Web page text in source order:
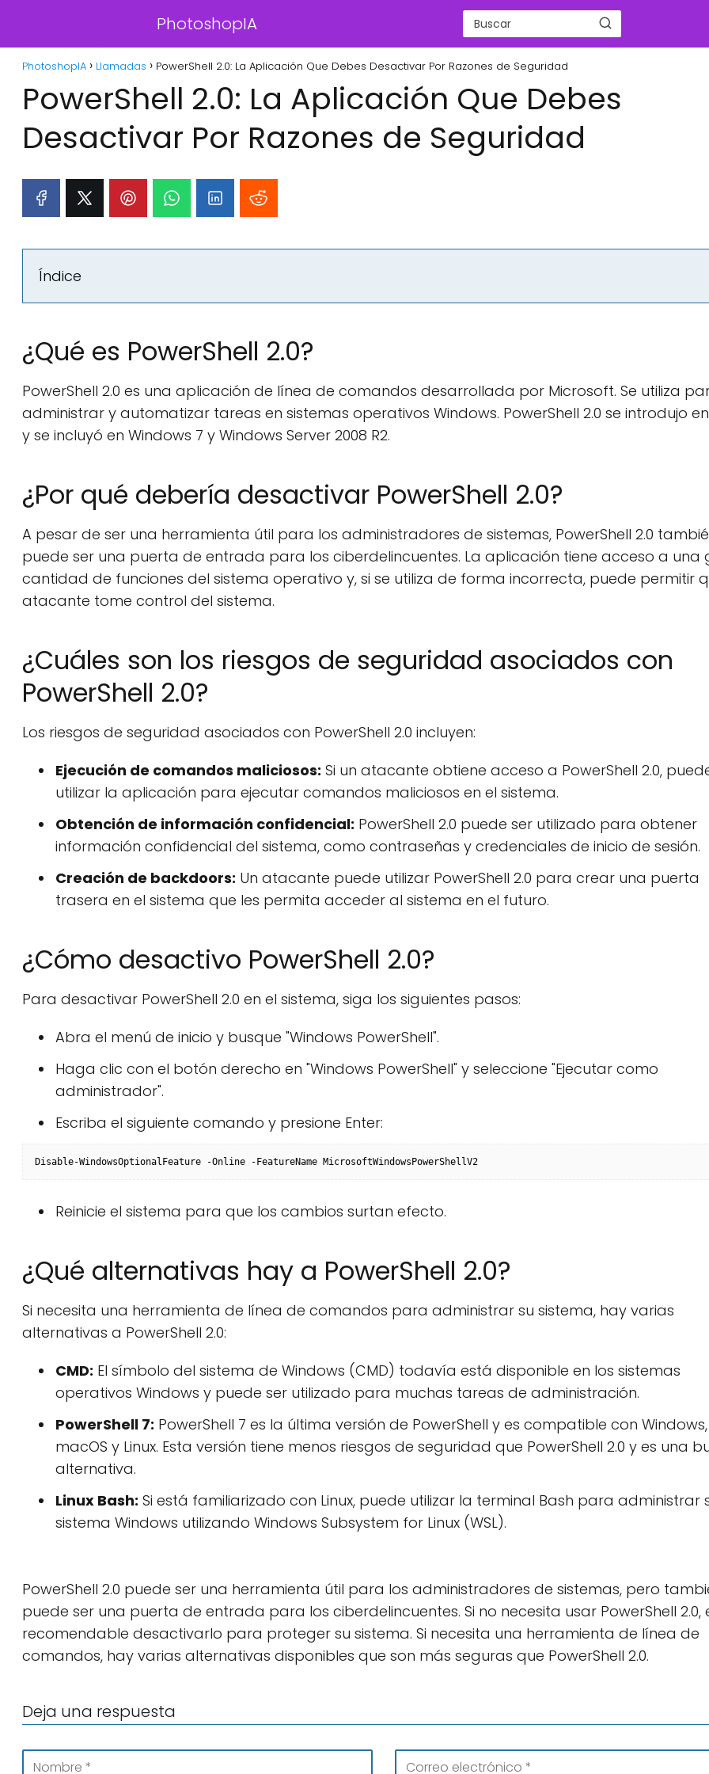
PhotoshopIA
PhotoshopIA Llamadas PowerShell 2.0: La Aplicación Que Debes Desactivar Por Razones de Seguridad
PowerShell 2.0: La Aplicación Que Debes
Desactivar Por Razones de Seguridad
Índice
¿Qué es PowerShell 2.0?
PowerShell 2.0 es una aplicación de línea de comandos desarrollada por Microsoft. Se utiliza
administrar y automatizar tareas en sistemas operativos Windows. PowerShell 2.0 se introdujo
y se incluyó en Windows 7 y Windows Server 2008 R2.
¿Por qué debería desactivar PowerShell 2.0?
A pesar de ser una herramienta útil para los administradores de sistemas, PowerShell 2.0
puede ser una puerta de entrada para los ciberdelincuentes. La aplicación tiene acceso a una
cantidad de funciones del sistema operativo y, si se utiliza de forma incorrecta, puede permitir
atacante tome control del sistema.
¿Cuáles son los riesgos de seguridad asociados con
PowerShell 2.0?
Los riesgos de seguridad asociados con PowerShell 2.0 incluyen:
Ejecución de comandos maliciosos: Si un atacante obtiene acceso a PowerShell 2.0,
utilizar la aplicación para ejecutar comandos maliciosos en el sistema.
Obtención de información confidencial: PowerShell 2.0 puede ser utilizado para obtener
información confidencial del sistema, como contraseñas y credenciales de inicio de sesión.
Creación de backdoors: Un atacante puede utilizar PowerShell 2.0 para crear una puerta
trasera en el sistema que les permita acceder al sistema en el futuro.
¿Cómo desactivo PowerShell 2.0?
Para desactivar PowerShell 2.0 en el sistema, siga los siguientes pasos:
Abra el menú de inicio y busque "Windows PowerShell".
Haga clic con el botón derecho en "Windows PowerShell" y seleccione "Ejecutar como
administrador".
Escriba el siguiente comando y presione Enter:
Disable-WindowsOptionalFeature -Online -FeatureName MicrosoftWindowsPowerShellV2
Reinicie el sistema para que los cambios surtan efecto.
¿Qué alternativas hay a PowerShell 2.0?
Si necesita una herramienta de línea de comandos para administrar su sistema, hay varias
alternativas a PowerShell 2.0:
CMD: El símbolo del sistema de Windows (CMD) todavía está disponible en los sistemas
operativos Windows y puede ser utilizado para muchas tareas de administración.
PowerShell 7: PowerShell 7 es la última versión de PowerShell y es compatible con Windows,
macOS y Linux. Esta versión tiene menos riesgos de seguridad que PowerShell 2.0 y es una
alternativa.
Linux Bash: Si está familiarizado con Linux, puede utilizar la terminal Bash para administrar
sistema Windows utilizando Windows Subsystem for Linux (WSL).
PowerShell 2.0 puede ser una herramienta útil para los administradores de sistemas, pero
puede ser una puerta de entrada para los ciberdelincuentes. Si no necesita usar PowerShell 2.0,
recomendable desactivarlo para proteger su sistema. Si necesita una herramienta de línea de
comandos, hay varias alternativas disponibles que son más seguras que PowerShell 2.0.
Deja una respuesta